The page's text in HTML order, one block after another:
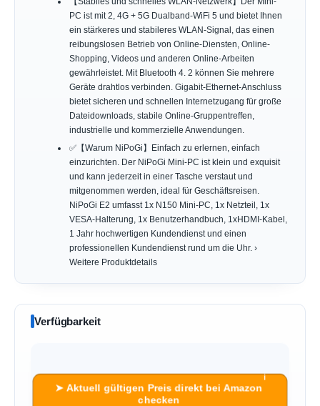
PC ist mit 2, 4G + 5G Dualband-WiFi 5 und bietet Ihnen
ein stärkeres und stabileres WLAN-Signal, das einen
reibungslosen Betrieb von Online-Diensten, Online-
Shopping, Videos und anderen Online-Arbeiten
gewährleistet. Mit Bluetooth 4. 2 können Sie mehrere
Geräte drahtlos verbinden. Gigabit-Ethernet-Anschluss
bietet sicheren und schnellen Internetzugang für große
Dateidownloads, stabile Online-Gruppentreffen,
industrielle und kommerzielle Anwendungen.
✅【Warum NiPoGi】Einfach zu erlernen, einfach
einzurichten. Der NiPoGi Mini-PC ist klein und exquisit
und kann jederzeit in einer Tasche verstaut und
mitgenommen werden, ideal für Geschäftsreisen.
NiPoGi E2 umfasst 1x N150 Mini-PC, 1x Netzteil, 1x
VESA-Halterung, 1x Benutzerhandbuch, 1xHDMI-Kabel,
1 Jahr hochwertigen Kundendienst und einen
professionellen Kundendienst rund um die Uhr. ›
Weitere Produktdetails
Verfügbarkeit
➤ Aktuell gültigen Preis direkt bei Amazon
checken
ℹ︎